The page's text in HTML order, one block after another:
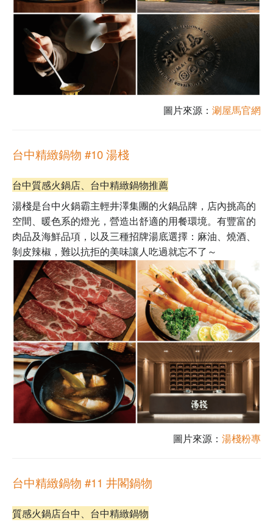
圖片來源： 涮屋馬官網
台中精緻鍋物 #10 湯棧
台中質感火鍋店、 台中精緻鍋物推薦
湯棧是台中火鍋霸主輕井澤集團的火鍋品牌，店內挑高的
空間、暖色系的燈光，營造出舒適的用餐環境。有豐富的
肉品及海鮮品項，以及三種招牌湯底選擇：麻油、燒酒、
剝皮辣椒，難以抗拒的美味讓人吃過就忘不了～
圖片來源： 湯棧粉專
台中精緻鍋物 #11 井閣鍋物
質感火鍋店台中、 台中精緻鍋物